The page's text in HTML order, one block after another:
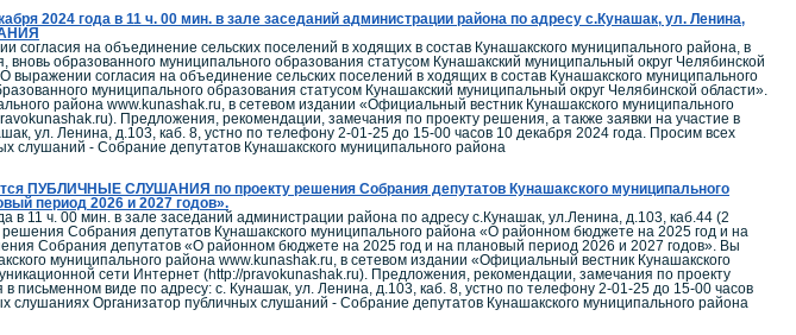
года в 11 ч. 00 мин. в зале заседаний администрации района по адресу с.Кунашак, ул. Ленина,
на объединение сельских поселений в ходящих в состав Кунашакского муниципального района, в
образованного муниципального образования статусом Кунашакский муниципальный округ Челябинской
согласия на объединение сельских поселений в ходящих в состав Кунашакского муниципального
муниципального образования статусом Кунашакский муниципальный округ Челябинской области».
района www.kunashak.ru, в сетевом издании «Официальный вестник Кунашакского муниципального
Предложения, рекомендации, замечания по проекту решения, а также заявки на участие в
ул. Ленина, д.103, каб. 8, устно по телефону 2-01-25 до 15-00 часов 10 декабря 2024 года. Просим всех
слушаний - Собрание депутатов Кунашакского муниципального района
ПУБЛИЧНЫЕ СЛУШАНИЯ по проекту решения Собрания депутатов Кунашакского муниципального
период 2026 и 2027 годов».
ч. 00 мин. в зале заседаний администрации района по адресу с.Кунашак, ул.Ленина, д.103, каб.44 (2
Собрания депутатов Кунашакского муниципального района «О районном бюджете на 2025 год и на
Собрания депутатов «О районном бюджете на 2025 год и на плановый период 2026 и 2027 годов». Вы
муниципального района www.kunashak.ru, в сетевом издании «Официальный вестник Кунашакского
сети Интернет (http://pravokunashak.ru). Предложения, рекомендации, замечания по проекту
письменном виде по адресу: с. Кунашак, ул. Ленина, д.103, каб. 8, устно по телефону 2-01-25 до 15-00 часов
Организатор публичных слушаний - Собрание депутатов Кунашакского муниципального района